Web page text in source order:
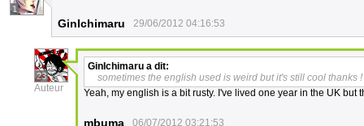
1
GinIchimaru 29/06/2012 04:16:53
23
Auteur
GinIchimaru a dit:
sometimes the english used is weird but it's still cool thanks !
Yeah, my english is a bit rusty. I've lived one year in the UK
mbuma 06/07/2012 03:21:53